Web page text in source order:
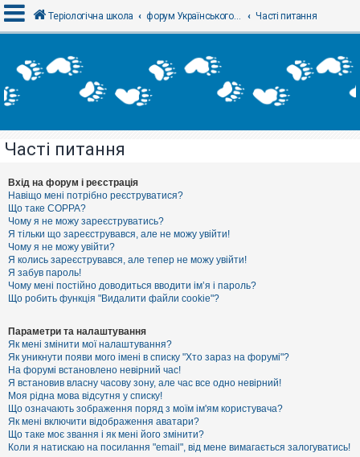
х
і
Р
є
с
т
р
а
ц
і
я
Т
м
и
б
е
з
в
і
д
п
о
в
і
Теріологічна школа форум Українського теріологічного товариства Часті питання
Часті питання
Вхід на форум і реєстрація
Навіщо мені потрібно реєструватися?
Що таке COPPA?
Чому я не можу зареєструватись?
Я тільки що зареєструвався, але не можу увійти!
Чому я не можу увійти?
Я колись зареєструвався, але тепер не можу увійти!
Я забув пароль!
Чому мені постійно доводиться вводити ім’я і пароль?
Що робить функція "Видалити файли cookie"?
Параметри та налаштування
Як мені змінити мої налаштування?
Як уникнути появи мого імені в списку "Хто зараз на форумі"?
На форумі встановлено невірний час!
Я встановив власну часову зону, але час все одно невірний!
Моя рідна мова відсутня у списку!
Що означають зображення поряд з моїм ім'ям користувача?
Як мені включити відображення аватари?
Що таке моє звання і як мені його змінити?
Коли я натискаю на посилання "email", від мене вимагається залогуватись!